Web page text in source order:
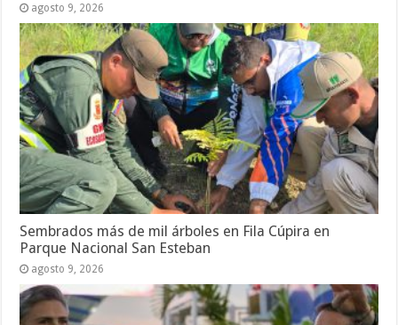
agosto 9, 2026
Sembrados más de mil árboles en Fila Cúpira en
Parque Nacional San Esteban
agosto 9, 2026